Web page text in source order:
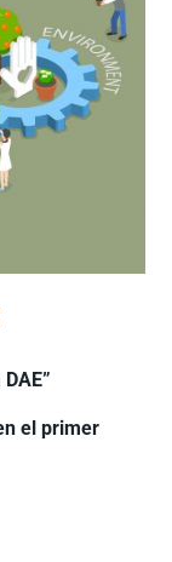
el primer